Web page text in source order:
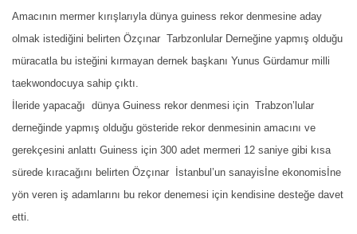
Amacının mermer kırışlarıyla dünya guiness rekor denmesine aday
olmak istediğini belirten Özçınar Tarbzonlular Derneğine yapmış olduğu
müracatla bu isteğini kırmayan dernek başkanı Yunus Gürdamur milli
taekwondocuya sahip çıktı.
İleride yapacağı dünya Guiness rekor denmesi için Trabzon’lular
derneğinde yapmış olduğu gösteride rekor denmesinin amacını ve
gerekçesini anlattı Guiness için 300 adet mermeri 12 saniye gibi kısa
sürede kıracağını belirten Özçınar İstanbul’un sanayisİne ekonomisİne
yön veren iş adamlarını bu rekor denemesi için kendisine desteğe davet
etti.